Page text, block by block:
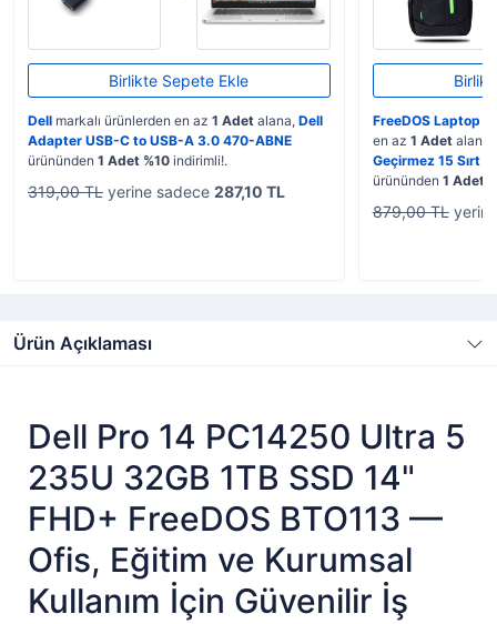
Birlikte Sepete Ekle
Dell markalı ürünlerden en az 1 Adet alana, Dell
Adapter USB-C to USB-A 3.0 470-ABNE
ürününden 1 Adet %10 indirimli!.
319,00 TL yerine sadece 287,10 TL
FreeDOS Laptop
en az 1 Adetalana,
Geçirmez 15 Sırt
ürününden 1 Adet
879,00 TL
Ürün Açıklaması
Dell Pro 14 PC14250 Ultra 5
235U 32GB 1TB SSD 14"
FHD+ FreeDOS BTO113 —
Ofis, Eğitim ve Kurumsal
Kullanım İçin Güvenilir İş